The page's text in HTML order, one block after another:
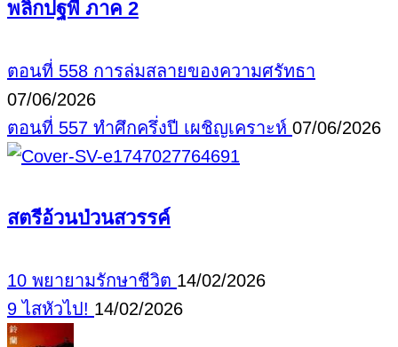
พลิกปฐพี ภาค 2
ตอนที่ 558 การล่มสลายของความศรัทธา
07/06/2026
ตอนที่ 557 ทำศึกครึ่งปี เผชิญเคราะห์ 07/06/2026
สตรีอ้วนป่วนสวรรค์
10 พยายามรักษาชีวิต 14/02/2026
9 ไสหัวไป! 14/02/2026